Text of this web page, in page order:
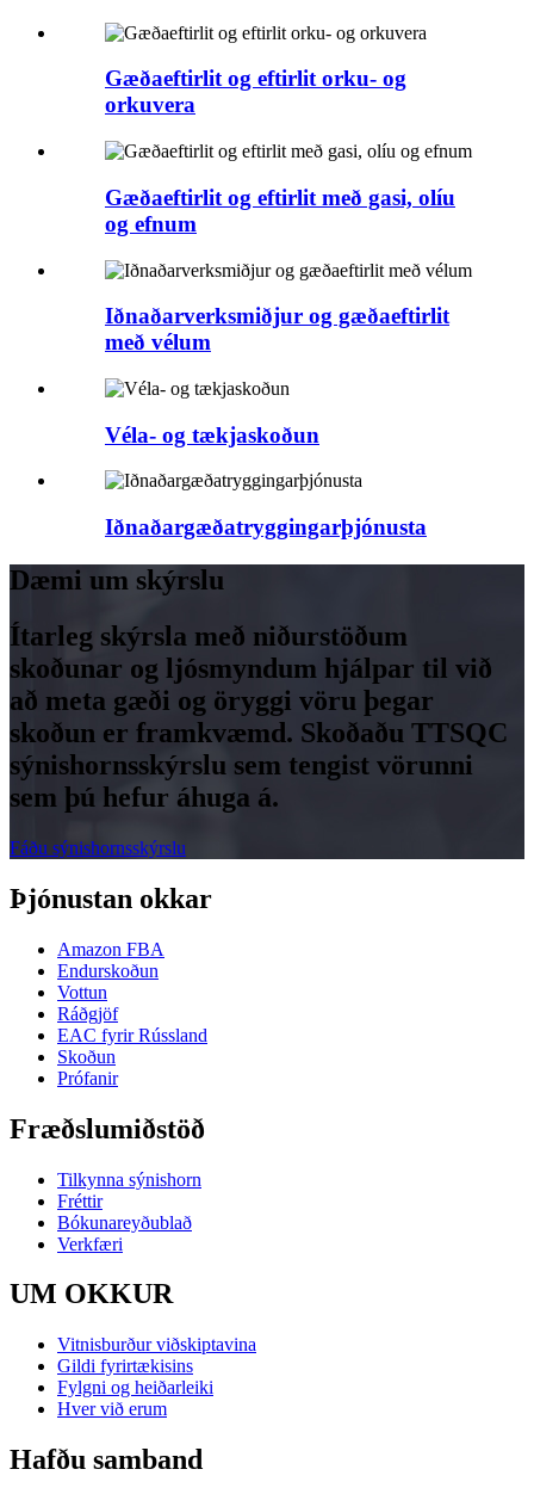
Gæðaeftirlit og eftirlit orku- og
orkuvera
Gæðaeftirlit og eftirlit með gasi, olíu
og efnum
Iðnaðarverksmiðjur og gæðaeftirlit
með vélum
Véla- og tækjaskoðun
Iðnaðargæðatryggingarþjónusta
Dæmi um skýrslu
Ítarleg skýrsla með niðurstöðum
skoðunar og ljósmyndum hjálpar til við
að meta gæði og öryggi vöru þegar
skoðun er framkvæmd. Skoðaðu TTSQC
sýnishornsskýrslu sem tengist vörunni
sem þú hefur áhuga á.
Fáðu sýnishornsskýrslu
Þjónustan okkar
Amazon FBA
Endurskoðun
Vottun
Ráðgjöf
EAC fyrir Rússland
Skoðun
Prófanir
Fræðslumiðstöð
Tilkynna sýnishorn
Fréttir
Bókunareyðublað
Verkfæri
UM OKKUR
Vitnisburður viðskiptavina
Gildi fyrirtækisins
Fylgni og heiðarleiki
Hver við erum
Hafðu samband